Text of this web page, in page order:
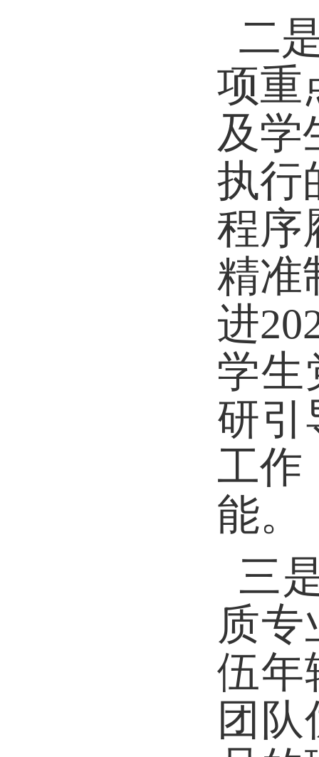
二
项重
及学
执行
程序
精准
进
学生
研引
工作
能。
三
质
伍年
团